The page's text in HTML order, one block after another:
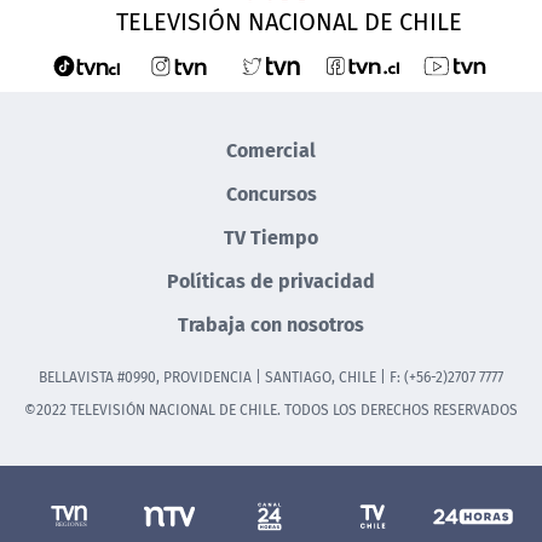
TELEVISIÓN NACIONAL DE CHILE
Comercial
Concursos
TV Tiempo
Políticas de privacidad
Trabaja con nosotros
BELLAVISTA #0990, PROVIDENCIA | SANTIAGO, CHILE | F: (+56-2)2707 7777
©2022 TELEVISIÓN NACIONAL DE CHILE. TODOS LOS DERECHOS RESERVADOS